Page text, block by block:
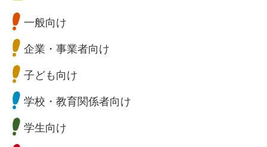
一般向け
企業・事業者向け
子ども向け
学校・教育関係者向け
学生向け